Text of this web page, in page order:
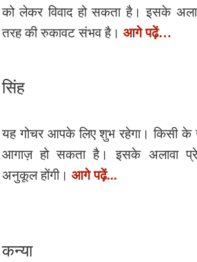
को लेकर विवाद हो सकता है। इसके
तरह की रुकावट संभव है। आगे पढ़ें…
सिंह
यह गोचर आपके लिए शुभ रहेगा। किसी
आगाज़ हो सकता है। इसके अलावा
अनुकूल होंगी। आगे पढ़ें...
कन्या